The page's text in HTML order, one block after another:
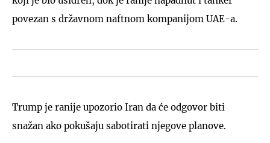
povezan s državnom naftnom kompanijom UAE-a.
Trump je ranije upozorio Iran da će odgovor biti
snažan ako pokušaju sabotirati njegove planove.